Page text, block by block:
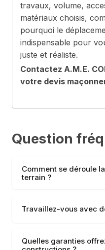
travaux, volume,
matériaux choisis,
pourquoi le
indispensable pour
juste et réaliste.
Contactez A.M.E.
votre devis
Question
Comment se déroule
terrain ?
Travaillez-vous avec
Quelles garanties